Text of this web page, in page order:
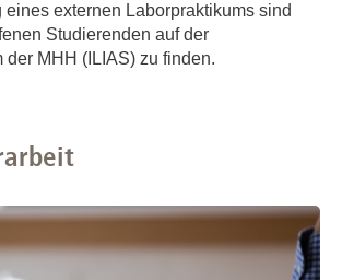
eines externen Laborpraktikums sind
Studierenden auf der
der MHH (ILIAS) zu finden.